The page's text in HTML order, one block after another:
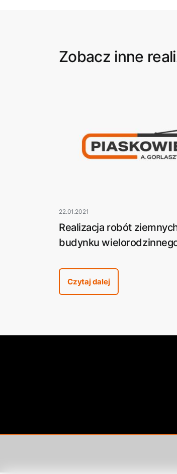
Zobacz inne
22.01.2021
Realizacja robót
budynku
przy ulicy Promiennej
Czytaj dalej